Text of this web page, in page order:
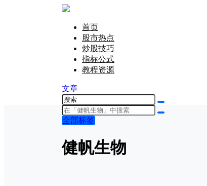
首页
股市热点
炒股技巧
指标公式
教程资源
文章
全部标签
健帆生物